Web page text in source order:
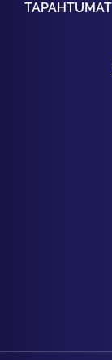
TAPAHTUMAT